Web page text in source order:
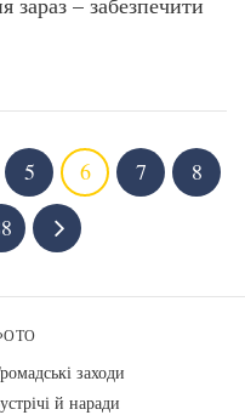
5 6 7
8
заходи
й наради